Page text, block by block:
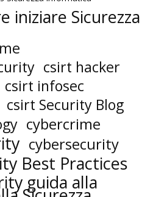
iniziare Sicurezza
csirt hacker
csirt infosec
csirt Security Blog
cybercrime
cybersecurity
Best Practices
guida alla